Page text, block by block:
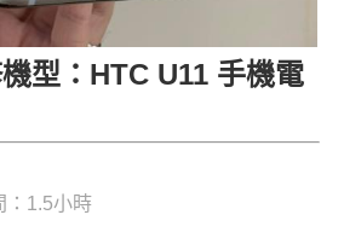
型：HTC U11 手機電
：1.5小時